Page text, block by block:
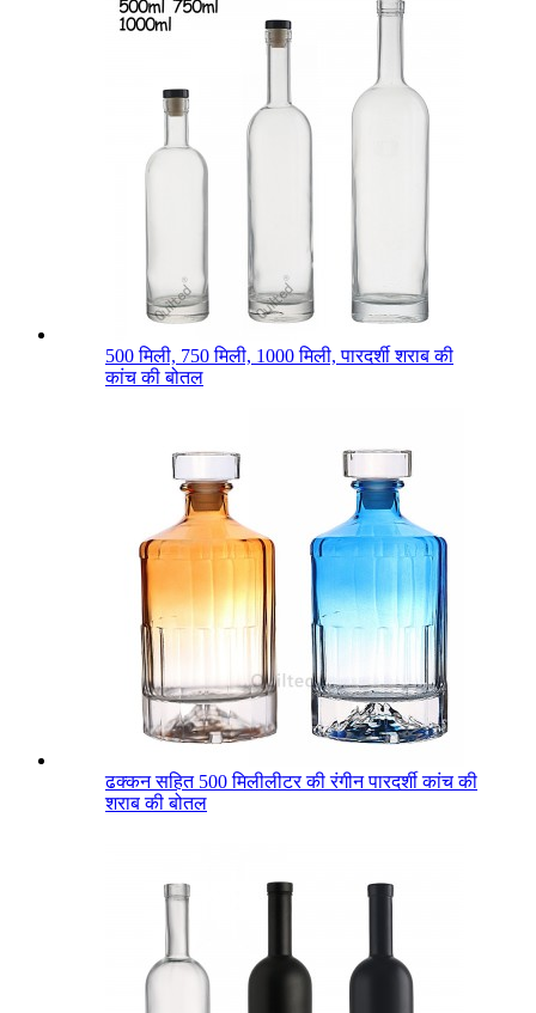
500 मिली, 750 मिली, 1000 मिली, पारदर्शी शराब की
कांच की बोतल
ढक्कन सहित 500 मिलीलीटर की रंगीन पारदर्शी कांच की
शराब की बोतल